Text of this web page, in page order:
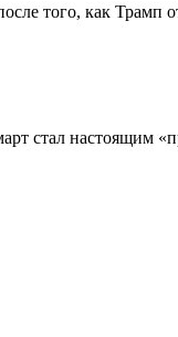
того, как Трамп
стал настоящим